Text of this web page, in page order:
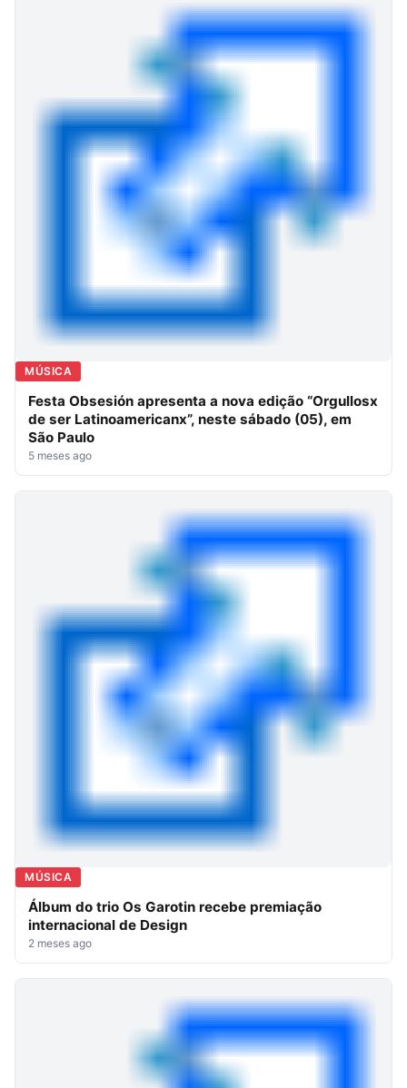
MÚSICA
Festa Obsesión apresenta a nova edição “Orgullosx
de ser Latinoamericanx”, neste sábado (05), em
São Paulo
5 meses ago
MÚSICA
Álbum do trio Os Garotin recebe premiação
internacional de Design
2 meses ago